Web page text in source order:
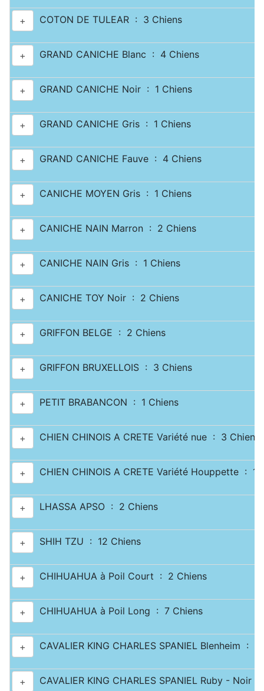
+ COTON DE TULEAR : 3 Chiens
+ GRAND CANICHE Blanc : 4 Chiens
+ GRAND CANICHE Noir : 1 Chiens
+ GRAND CANICHE Gris : 1 Chiens
+ GRAND CANICHE Fauve : 4 Chiens
+ CANICHE MOYEN Gris : 1 Chiens
+ CANICHE NAIN Marron : 2 Chiens
+ CANICHE NAIN Gris : 1 Chiens
+ CANICHE TOY Noir : 2 Chiens
+ GRIFFON BELGE : 2 Chiens
+ GRIFFON BRUXELLOIS : 3 Chiens
+ PETIT BRABANCON : 1 Chiens
+ CHIEN CHINOIS A CRETE Variété nue : 3 Chiens
+ CHIEN CHINOIS A CRETE Variété Houppette : 1
+ LHASSA APSO : 2 Chiens
+ SHIH TZU : 12 Chiens
+ CHIHUAHUA à Poil Court : 2 Chiens
+ CHIHUAHUA à Poil Long : 7 Chiens
+ CAVALIER KING CHARLES SPANIEL Blenheim : 2
+ CAVALIER KING CHARLES SPANIEL Ruby - Noir